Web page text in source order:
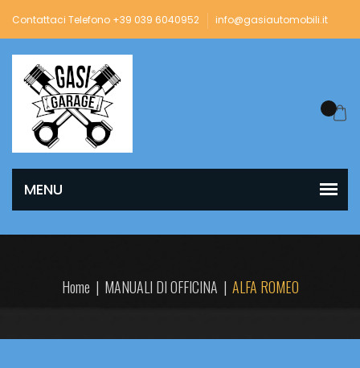
Contattaci Telefono +39 039 6040952 info@gasiautomobili.it
Home | MANUALI DI OFFICINA | ALFA ROMEO